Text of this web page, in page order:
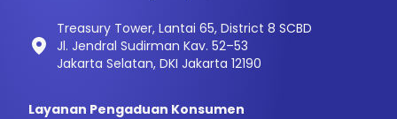
Treasury Tower, Lantai 65, District 8 SCBD
Jl. Jendral Sudirman Kav. 52–53
Jakarta Selatan, DKI Jakarta 12190
Layanan Pengaduan Konsumen